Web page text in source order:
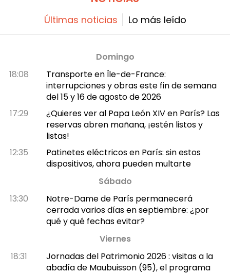
Últimas noticias Lo más leído
Domingo
18:08
Transporte en Île-de-France:
interrupciones y obras este fin de semana
del 15 y 16 de agosto de 2026
17:29
¿Quieres ver al Papa León XIV en París? Las
reservas abren mañana, ¡estén listos y
listas!
12:35
Patinetes eléctricos en París: sin estos
dispositivos, ahora pueden multarte
Sábado
13:30
Notre-Dame de París permanecerá
cerrada varios días en septiembre: ¿por
qué y qué fechas evitar?
Viernes
18:31
Jornadas del Patrimonio 2026 : visitas a la
abadía de Maubuisson (95), el programa